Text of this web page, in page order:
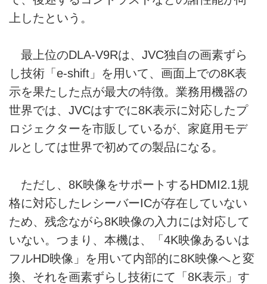
上したという。
最上位のDLA-V9Rは、JVC独自の画素ずら
し技術「e-shift」を用いて、画面上での8K表
示を果たした点が最大の特徴。業務用機器の
世界では、JVCはすでに8K表示に対応したプ
ロジェクターを市販しているが、家庭用モデ
ルとしては世界で初めての製品になる。
ただし、8K映像をサポートするHDMI2.1規
格に対応したレシーバーICが存在していない
ため、残念ながら8K映像の入力には対応して
いない。つまり、本機は、「4K映像あるいは
フルHD映像」を用いて内部的に8K映像へと変
換、それを画素ずらし技術にて「8K表示」す